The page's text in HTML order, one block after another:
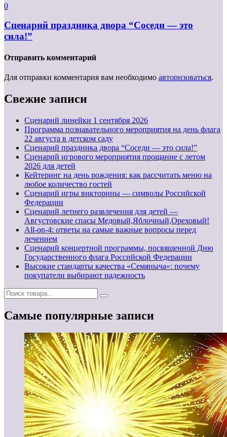
0
Сценарий праздника двора “Соседи — это
сила!”
Отправить комментарий
Для отправки комментария вам необходимо авторизоваться.
Свежие записи
Cценарий линейки 1 сентября 2026
Программа познавательного мероприятия на день флага
22 августа в детском саду
Сценарий праздника двора “Соседи — это сила!”
Сценарий игрового мероприятия прощание с летом
2026 для детей
Кейтеринг на день рождения: как рассчитать меню на
любое количество гостей
Сценарий игры викторины — символы Российской
Федерации
Сценарий летнего развлечения для детей —
Августовские спасы Медовый,Яблочный,Ореховый!
All-on-4: ответы на самые важные вопросы перед
лечением
Сценарий концертной программы, посвященной Дню
Государственного флага Российской Федерации
Высокие стандарты качества «Семяныча»: почему
покупатели выбирают надежность
Самые популярные записи